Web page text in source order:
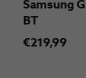
Samsung
BT
€219,99